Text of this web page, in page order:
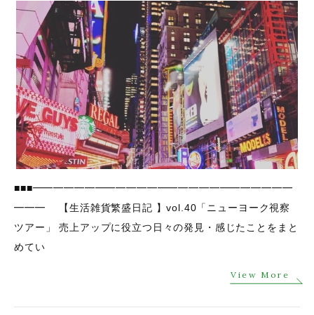
■■■━━━━━━━━━━━━━━━━━━━━━━━━━
━━━ 【生活雑貨繁盛日記 】vol.40「ニューヨーク視察
ツアー」 売上アップに役立つ日々の発見・感じたことをまと
めてい
View More